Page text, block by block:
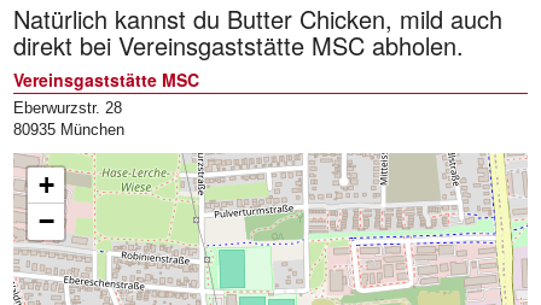
Natürlich kannst du Butter Chicken, mild auch
direkt bei Vereinsgaststätte MSC abholen.
Vereinsgaststätte MSC
Eberwurzstr. 28
80935 München
+
−